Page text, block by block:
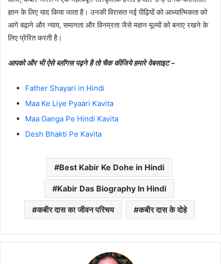
ज्ञान के लिए याद किया जाता है। उनकी विरासत नई पीढ़ियों को आध्यात्मिकता को
आगे बढ़ाने और न्याय, समानता और विनम्रता जैसे महान मूल्यों को बनाए रखने के
लिए प्रेरित करती है।
आपको और भी ऐसे ब्लॉगस पढ़ने है तो चैक कीजिये हमारे वेबसाइट –
Father Shayari in Hindi
Maa Ke Liye Pyaari Kavita
Maa Ganga Pe Hindi Kavita
Desh Bhakti Pe Kavita
Best Kabir Ke Dohe in Hindi
Kabir Das Biography In Hindi
कबीर दास का जीवन परिचय कबीर दास के दोहे